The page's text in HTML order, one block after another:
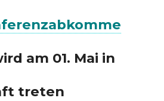
am 01. Mai in
treten